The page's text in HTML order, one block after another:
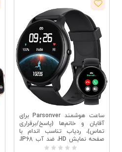
ساعت هوشمند Parsonver برای
آقایان و خانم‌ها (پاسخ/برقراری
تماس)، ردیاب تناسب اندام با
صفحه نمایش HD، ضد آب IP68،
بیش از ۱۰۰ حالت ورزشی، مانیتور